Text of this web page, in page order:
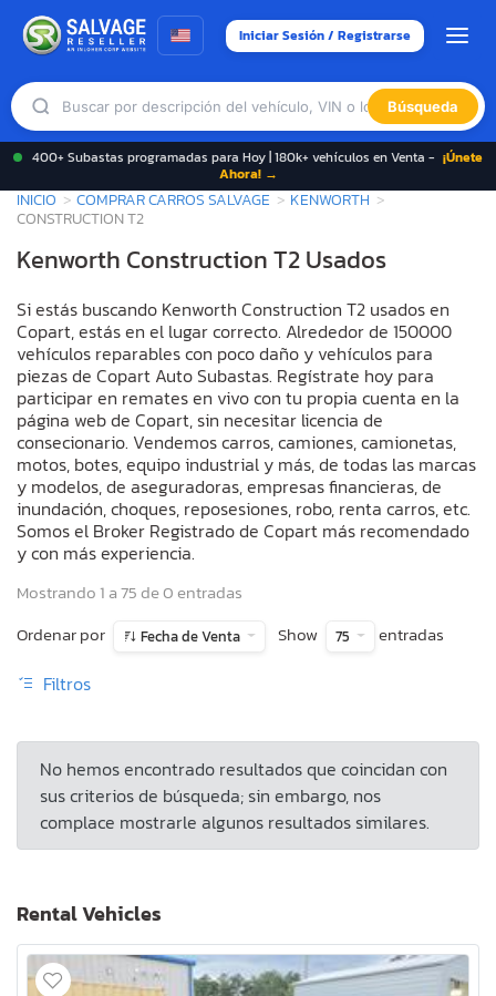
Iniciar Sesión / Registrarse
Búsqueda
400+ Subastas programadas para Hoy | 180k+ vehículos en Venta - ¡Únete
Ahora! →
INICIO COMPRAR CARROS SALVAGE
KENWORTH
CONSTRUCTION T2
Kenworth Construction T2 Usados
Si estás buscando Kenworth Construction T2 usados en
Copart, estás en el lugar correcto. Alrededor de 150000
vehículos reparables con poco daño y vehículos para
piezas de Copart Auto Subastas. Regístrate hoy para
participar en remates en vivo con tu propia cuenta en la
página web de Copart, sin necesitar licencia de
consecionario. Vendemos carros, camiones, camionetas,
motos, botes, equipo industrial y más, de todas las marcas
y modelos, de aseguradoras, empresas financieras, de
inundación, choques, reposesiones, robo, renta carros, etc.
Somos el Broker Registrado de Copart más recomendado
y con más experiencia.
Mostrando 1 a 75 de 0 entradas
Ordenar por
Fecha de Venta Show 75 entradas
Filtros
No hemos encontrado resultados que coincidan con
sus criterios de búsqueda; sin embargo, nos
complace mostrarle algunos resultados similares.
Rental Vehicles